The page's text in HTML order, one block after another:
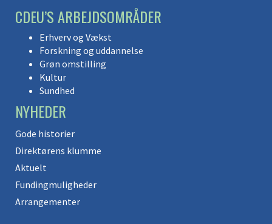
CDEU’S ARBEJDSOMRÅDER
Erhverv og Vækst
Forskning og uddannelse
Grøn omstilling
Kultur
Sundhed
NYHEDER
Gode historier
Direktørens klumme
Aktuelt
Fundingmuligheder
Arrangementer